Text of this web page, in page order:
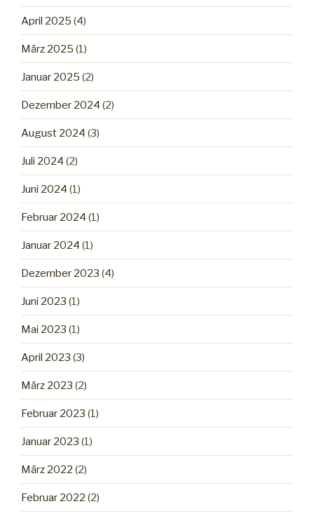
April 2025 (4)
März 2025 (1)
Januar 2025 (2)
Dezember 2024 (2)
August 2024 (3)
Juli 2024 (2)
Juni 2024 (1)
Februar 2024 (1)
Januar 2024 (1)
Dezember 2023 (4)
Juni 2023 (1)
Mai 2023 (1)
April 2023 (3)
März 2023 (2)
Februar 2023 (1)
Januar 2023 (1)
März 2022 (2)
Februar 2022 (2)